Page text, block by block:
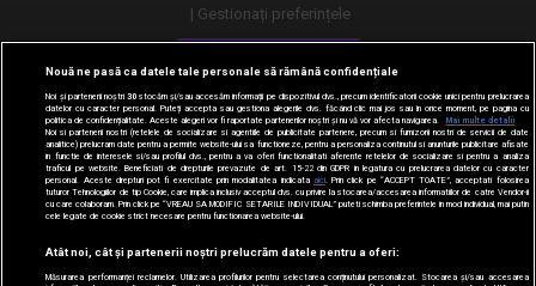
Gestionați preferințele
Versiune desktop
Nouă ne pasă ca datele tale personale să rămână confidențiale
Noi și partenerii noștri30stocăm și/sau accesăm informații pe dispozitivul dvs., precum identificatorii cookie unici pentru prelucrarea
datelor cu caracter personal. Puteți accepta sau gestiona alegerile dvs. făcând clic mai jos sau în orice moment, pe pagina cu
politica de confidențialitate. Aceste alegeri vor fi raportate partenerilor noștri și nu vă vor afecta navigarea.
Mai multe detalii
Noi si partenerii nostri (retelele de socializare si agentiile de publicitate partenere, precum si furnizorii nostri de servicii de date
analitice) prelucram date pentru a permite website-ului sa functioneze, pentru a personaliza continutul si anunturile publicitare afisate
in functie de interesele si/sau profilul dvs., pentru a va oferi functionalitati aferente retelelor de socializare si pentru a analiza
traficul pe website. Beneficiati de drepturile prevazute de art. 15-22 din GDPR in legatura cu prelucrarea datelor cu caracter
personal. Aceste drepturi pot fi exercitate prin modalitatea indicata aici. Prin click pe “ACCEPT TOATE”, acceptati folosirea
tuturor Tehnologiilor de tip Cookie, care implica inclusiv acceptul dvs. cu privire la stocarea/accesarea informatiilor de catre Vendor-ii
cu care colaboram. Prin click pe “VREAU SA MODIFIC SETARILE INDIVIDUAL” puteti schimba preferintele in mod individual, mai putin
cele legate de cookie strict necesare pentru functionarea website-ului.
Atât noi, cât și partenerii noștri prelucrăm datele pentru a oferi:
Măsurarea performanței reclamelor. Utilizarea profilurilor pentru selectarea conținutului personalizat. Stocarea și/sau accesarea